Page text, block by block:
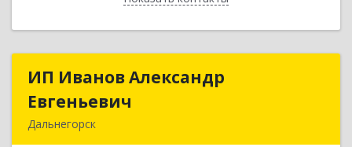
ИП Иванов Александр
Евгеньевич
Дальнегорск
ИП Иванов Александр